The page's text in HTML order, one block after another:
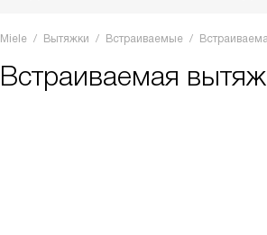
Miele Вытяжки Встраиваемые
Встраиваемая